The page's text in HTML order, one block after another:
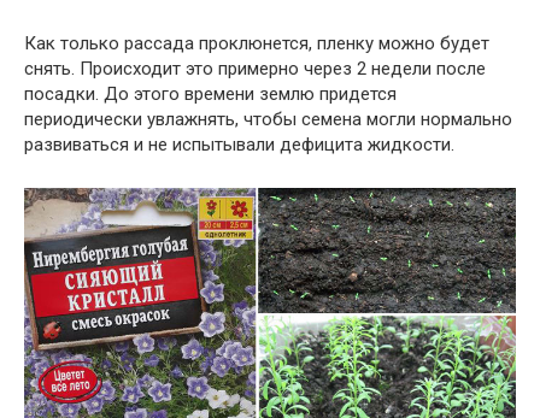
Как только рассада проклюнется, пленку можно будет
снять. Происходит это примерно через 2 недели после
посадки. До этого времени землю придется
периодически увлажнять, чтобы семена могли нормально
развиваться и не испытывали дефицита жидкости.